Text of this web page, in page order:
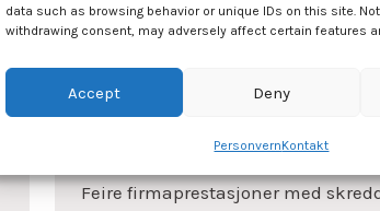
data such as browsing behavior or unique IDs on this site.
withdrawing consent, may adversely affect certain features
Accept Deny
PersonvernKontakt
Feire firmaprestasjoner med